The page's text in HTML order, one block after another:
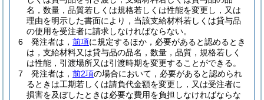
名，数量，品質若しくは規格若しくは性能を変更し，又は
理由を明示した書面により，当該支給材料若しくは貸与品
の使用を受注者に請求しなければならない。
6
発注者は， 前項に規定するほか，必要があると認めるとき
は，支給材料又は貸与品の品名，数量，品質，規格若しく
は性能，引渡場所又は引渡時期を変更することができる。
7
発注者は， 前2項の場合において，必要があると認められ
るときは工期若しくは請負代金額を変更し，又は受注者に
損害を及ぼしたときは必要な費用を負担しなければならな